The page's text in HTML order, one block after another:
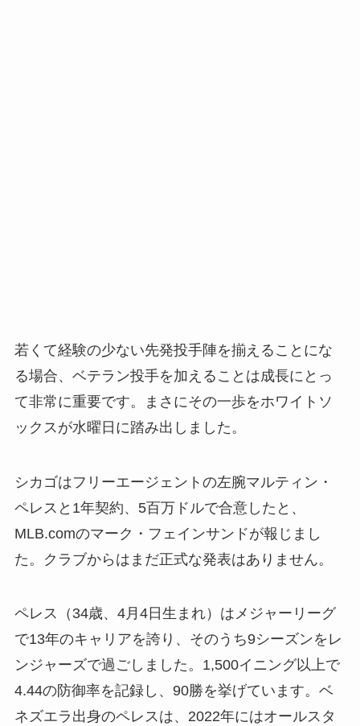
若くて経験の少ない先発投手陣を揃えることにな
る場合、ベテラン投手を加えることは成長にとっ
て非常に重要です。まさにその一歩をホワイトソ
ックスが水曜日に踏み出しました。
シカゴはフリーエージェントの左腕マルティン・
ペレスと1年契約、5百万ドルで合意したと、
MLB.comのマーク・フェインサンドが報じまし
た。クラブからはまだ正式な発表はありません。
ペレス（34歳、4月4日生まれ）はメジャーリーグ
で13年のキャリアを誇り、そのうち9シーズンをレ
ンジャーズで過ごしました。1,500イニング以上で
4.44の防御率を記録し、90勝を挙げています。ベ
ネズエラ出身のペレスは、2022年にはオールスタ